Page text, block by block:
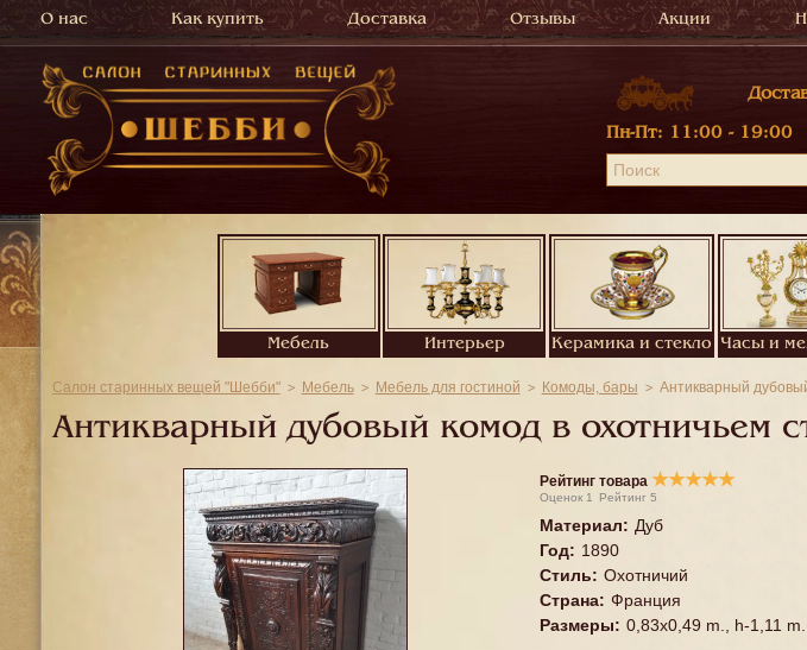
О нас Как купить Доставка Отзывы Акции
Пн-Пт: 11:00 - 19:00
Мебель Интерьер Керамика и стекло Часы и
Салон старинных вещей "Шебби" Мебель Мебель для гостиной Комоды, бары Антикварный
Антикварный дубовый комод в охотничьем
Рейтинг товара ★★★★★
Оценок 1 Рейтинг 5
Материал: Дуб
Год: 1890
Стиль: Охотничий
Страна: Франция
Размеры: 0,83x0,49 m., h-1,11 m.